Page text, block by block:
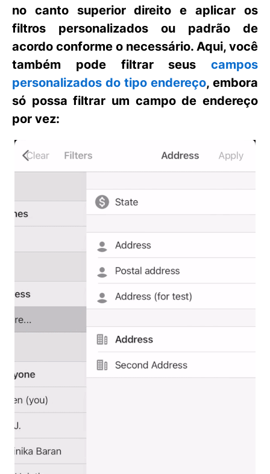
no canto superior direito e aplicar os
filtros personalizados ou padrão de
acordo conforme o necessário. Aqui, você
também pode filtrar seus campos
personalizados do tipo endereço, embora
só possa filtrar um campo de endereço
por vez: